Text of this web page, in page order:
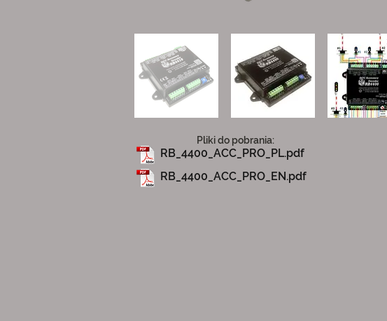
Pliki do pobrania:
RB_4400_ACC_PRO_PL.pdf
RB_4400_ACC_PRO_EN.pdf